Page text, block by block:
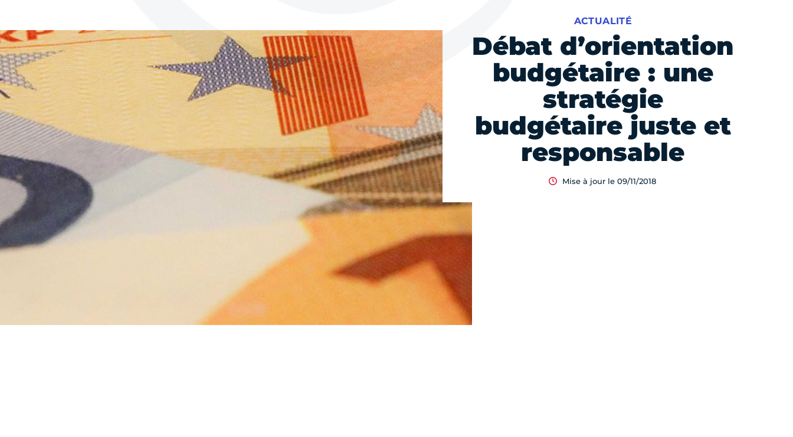
Débat d’orientation
budgétaire : une
stratégie
budgétaire juste et
responsable
ACTUALITÉ
Mise à jour le 09/11/2018